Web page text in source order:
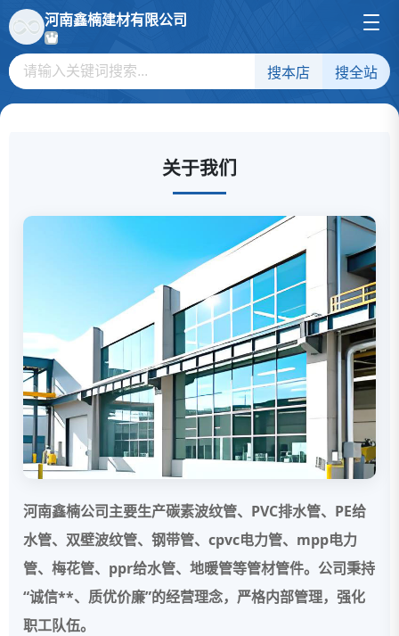
河南鑫楠建材有限公司
搜本店 搜全站
关于我们
河南鑫楠公司主要生产碳素波纹管、PVC排水管、PE给
水管、 双壁波纹管、 钢带管、 cpvc电力管、 mpp电力
管、 梅花管、ppr给水管、 地暖管等管材管件。 公司秉持
“诚信**、 质优价廉”的经营理念，严格内部管理，强化
职工队伍。